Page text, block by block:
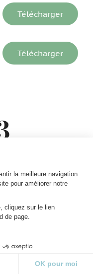
la meilleure navigation
pour améliorer notre
cliquez sur le lien
de page.
OK pour moi
Télécharger
Télécharger
Télécharger